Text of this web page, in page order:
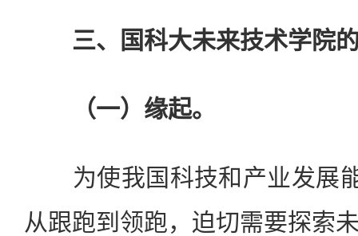
三、国科大未来技术学院
（一）缘起。
为使我国科技和产业发展能
从跟跑到领跑，迫切需要探索